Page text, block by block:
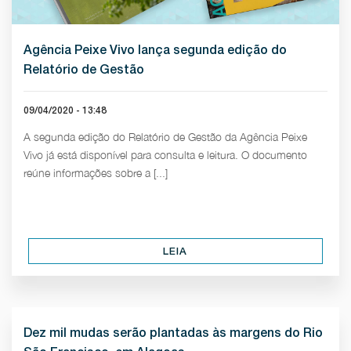
Agência Peixe Vivo lança segunda edição do
Relatório de Gestão
09/04/2020 - 13:48
A segunda edição do Relatório de Gestão da Agência Peixe
Vivo já está disponível para consulta e leitura. O documento
reúne informações sobre a [...]
LEIA
Dez mil mudas serão plantadas às margens do Rio